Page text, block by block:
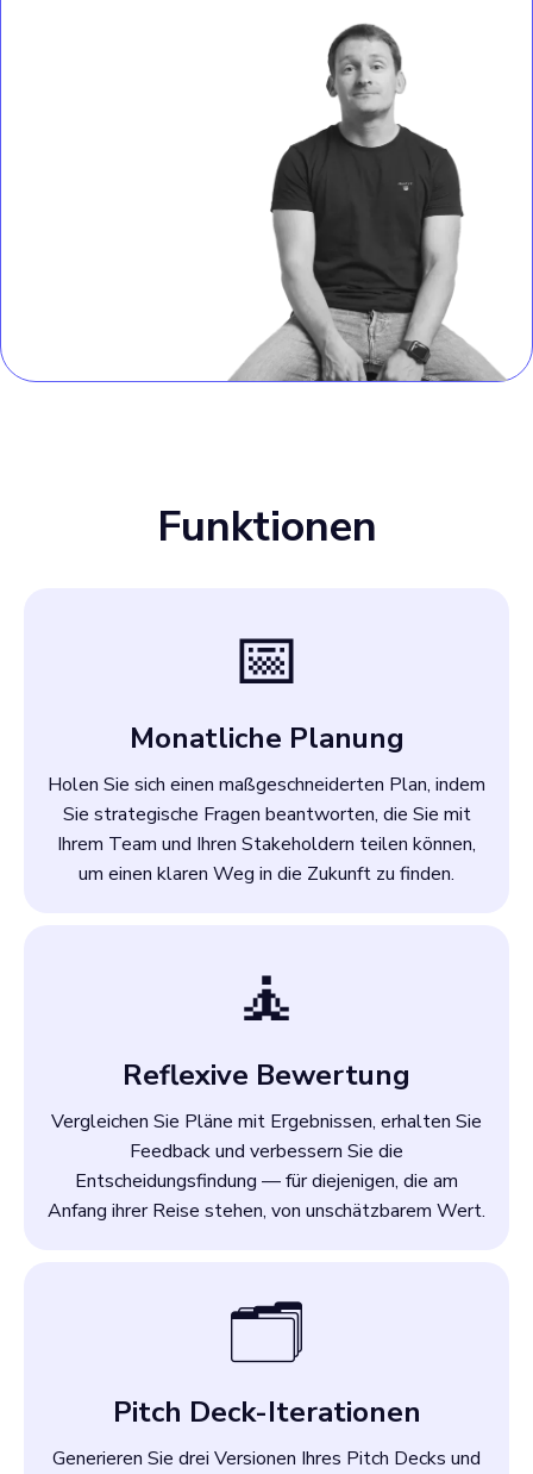
Funktionen
📅
Monatliche Planung
Holen Sie sich einen maßgeschneiderten Plan, indem
Sie strategische Fragen beantworten, die Sie mit
Ihrem Team und Ihren Stakeholdern teilen können,
um einen klaren Weg in die Zukunft zu finden.
🧘
Reflexive Bewertung
Vergleichen Sie Pläne mit Ergebnissen, erhalten Sie
Feedback und verbessern Sie die
Entscheidungsfindung — für diejenigen, die am
Anfang ihrer Reise stehen, von unschätzbarem Wert.
🗂️
Pitch Deck-Iterationen
Generieren Sie drei Versionen Ihres Pitch Decks und